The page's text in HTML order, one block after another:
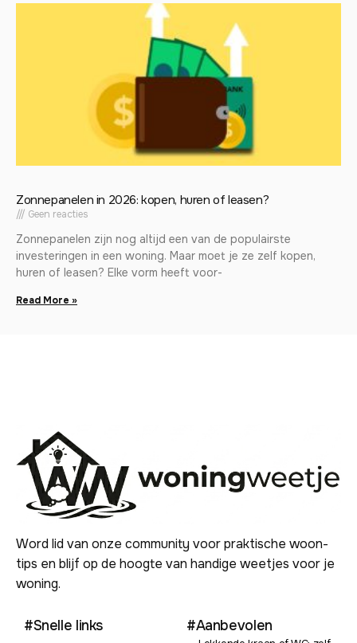
Zonnepanelen in 2026: kopen, huren of leasen?
Geen reacties
Zonnepanelen zijn nog altijd een van de populairste
investeringen in een woning. Maar moet je ze zelf kopen,
huren of leasen? Elke vorm heeft voor-
Read More »
Word lid van onze community voor praktische woon-
tips en blijf op de hoogte van handige weetjes voor je
woning.
#Snelle links #Aanbevolen